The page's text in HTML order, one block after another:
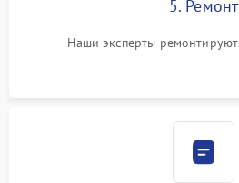
5. Ремонт
Наши эксперты